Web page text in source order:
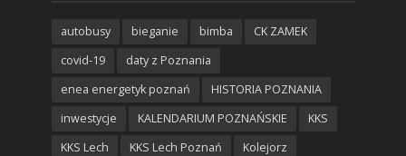
autobusy bieganie bimba
CK ZAMEK
covid-19
daty z Poznania
enea energetyk poznań
HISTORIA POZNANIA
inwestycje
KALENDARIUM POZNAŃSKIE
KKS
KKS Lech
KKS Lech Poznań
Kolejorz